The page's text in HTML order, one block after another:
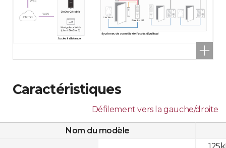
Caractéristiques
Défilement vers la gauche/droite
Nom du modèle